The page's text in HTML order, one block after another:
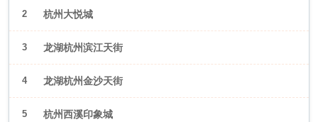
2 杭州大悦城
3 龙湖杭州滨江天街
4 龙湖杭州金沙天街
5 杭州西溪印象城